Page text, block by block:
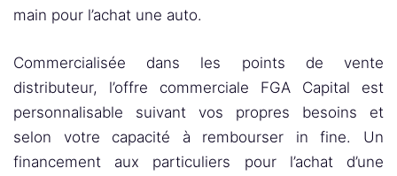
main pour l’achat une auto.
Commercialisée dans les points de vente
distributeur, l’offre commerciale FGA Capital est
personnalisable suivant vos propres besoins et
selon votre capacité à rembourser in fine. Un
financement aux particuliers pour l’achat d’une